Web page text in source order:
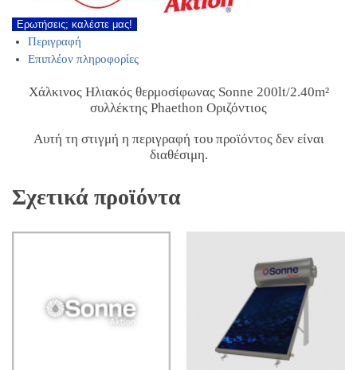
Ερωτήσεις; καλέστε μας!
Περιγραφή
Επιπλέον πληροφορίες
Χάλκινος Ηλιακός θερμοσίφωνας Sonne 200lt/2.40m²
συλλέκτης Phaethon Οριζόντιος
Αυτή τη στιγμή η περιγραφή του προϊόντος δεν είναι
διαθέσιμη.
Σχετικά προϊόντα